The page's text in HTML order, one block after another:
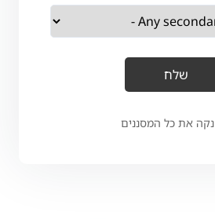
נקה את כל המסננים